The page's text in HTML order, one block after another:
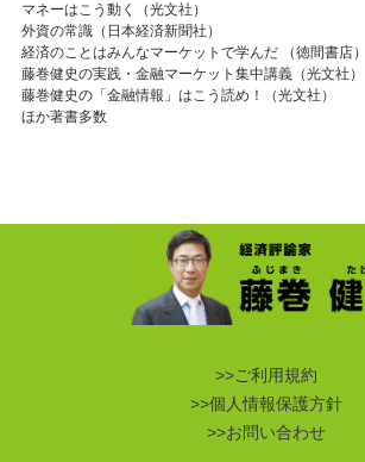
マネーはこう動く（光文社）
外資の常識（日本経済新聞社）
経済のことはみんなマーケットで学んだ （徳間書店）
藤巻健史の実践・金融マーケット集中講義（光文社）
藤巻健史の「金融情報」はこう読め！（光文社）
ほか著書多数
>>ご利用規約
>>個人情報保護方針
>>お問い合わせ